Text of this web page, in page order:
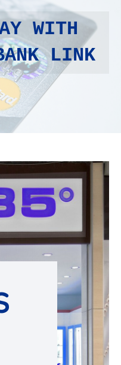
WITH
LINK